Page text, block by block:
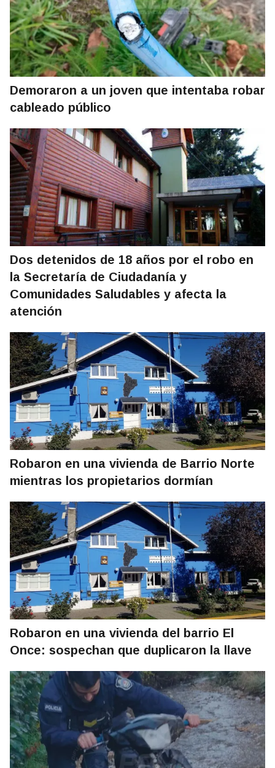
Demoraron a un joven que intentaba robar
cableado público
Dos detenidos de 18 años por el robo en
la Secretaría de Ciudadanía y
Comunidades Saludables y afecta la
atención
Robaron en una vivienda de Barrio Norte
mientras los propietarios dormían
Robaron en una vivienda del barrio El
Once: sospechan que duplicaron la llave